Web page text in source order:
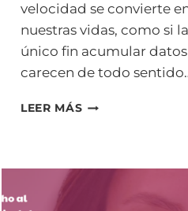
velocidad se convierte
nuestras vidas, como si
único fin acumular
carecen de todo
LEER MÁS LA